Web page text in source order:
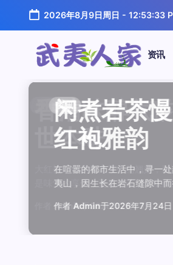
正
2026年8月9日周日 - 12:53:33
武
夷
资讯
资讯
闲煮岩茶
红袍雅韵
在喧嚣的都市生活中，
夷山，因生长在岩石缝
作者 Admin于2026年7月
资讯
香清味醇
世本味
大红袍，作为乌龙茶中
是味觉的享受，更是对
作者 Admin于2026年7月
资讯
汤水顺滑
温润质感
武夷水仙，作为乌龙茶
鉴这款茶，仿佛在品味
作者 Admin于2026年7月
资讯
唇齿留香
独特魅力
武夷岩茶，素有“岩骨花
其茶汤入口后，唇齿留
作者 Admin于2026年7月
资讯
岩韵浓淡
比品鉴
岩茶，作为乌龙茶中的
山丹霞地貌中吸收岩石
作者 Admin于2026年7月
资讯
观汤色赏
大红袍
品鉴武夷岩茶，观汤色
汤色与叶底各具特色，
作者 Admin于2026年7月
资讯
闲煮岩茶
红袍雅韵
在喧嚣的都市生活中，寻
夷山，因生长在岩石缝隙
作者 Admin于2026年7月24
资讯
香清味醇
世本味
大红袍，作为乌龙茶中的翘楚
是味觉的享受，更是对茶文化
作者 Admin于2026年7月23日
资讯汤水顺滑底
温润质感
武夷水仙，作为乌龙茶中的经典
鉴这款茶，仿佛在品味一段悠长
Admin于2026年7月22日
资讯唇齿留香久
独特魅力
武夷岩茶，素有“岩骨花香”之誉
其茶汤入口后，唇齿留香久久不
Admin于2026年7月21日
资讯岩韵浓淡各
比品鉴
岩茶，作为乌龙茶中的瑰宝，以
山丹霞地貌中吸收岩石矿物精华
Admin于2026年7月20日
资讯观汤色赏叶
大红袍
品鉴武夷岩茶，观汤色与赏叶底
汤色与叶底各具特色，折射出工
Admin于2026年7月19日
资讯闲煮岩茶慢
红袍雅韵
在喧嚣的都市生活中，寻一处静
夷山，因生长在岩石缝隙中而得
Admin于2026年7月24日
资讯香清味醇气
世本味
大红袍，作为乌龙茶中的翘楚，
是味觉的享受，更是对茶文化底
Admin于2026年7月23日
资讯汤水顺滑底
温润质感
武夷水仙，作为乌龙茶中的经典
鉴这款茶，仿佛在品味一段悠长
Admin于2026年7月22日
资讯唇齿留香久
独特魅力
武夷岩茶，素有“岩骨花香”之誉
其茶汤入口后，唇齿留香久久不
Admin于2026年7月21日
资讯岩韵浓淡各
比品鉴
岩茶，作为乌龙茶中的瑰宝，以
山丹霞地貌中吸收岩石矿物精华
Admin于2026年7月20日
资讯观汤色赏叶
大红袍
品鉴武夷岩茶，观汤色与赏叶底
汤色与叶底各具特色，折射出工
Admin于2026年7月19日